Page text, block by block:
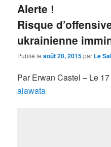
Alerte !
Risque
ukrainienne
Publié leaoût 20, 2015par Le
Par Erwan Castel – Le
alawata